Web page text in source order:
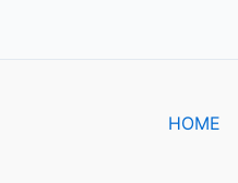
HOME